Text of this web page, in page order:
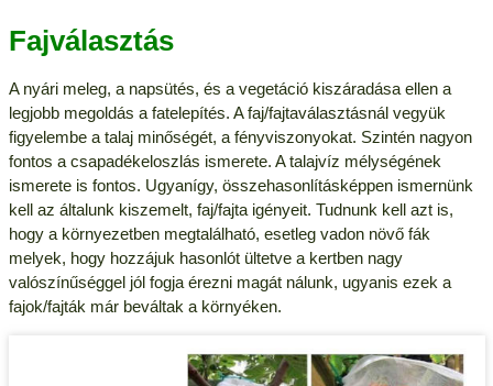
Fajválasztás
A nyári meleg, a napsütés, és a vegetáció kiszáradása ellen a
legjobb megoldás a fatelepítés. A faj/fajtaválasztásnál vegyük
figyelembe a talaj minőségét, a fényviszonyokat. Szintén nagyon
fontos a csapadékeloszlás ismerete. A talajvíz mélységének
ismerete is fontos. Ugyanígy, összehasonlításképpen ismernünk
kell az általunk kiszemelt, faj/fajta igényeit. Tudnunk kell azt is,
hogy a környezetben megtalálható, esetleg vadon növő fák
melyek, hogy hozzájuk hasonlót ültetve a kertben nagy
valószínűséggel jól fogja érezni magát nálunk, ugyanis ezek a
fajok/fajták már beváltak a környéken.